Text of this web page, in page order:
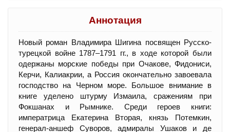
Аннотация
Новый роман Владимира Шигина посвящен Русско-
турецкой войне 1787–1791 гг., в ходе которой были
одержаны морские победы при Очакове, Фидониси,
Керчи, Калиакрии, а Россия окончательно завоевала
господство на Черном море. Большое внимание в
книге уделено штурму Измаила, сражениям при
Фокшанах и Рымнике. Среди героев книги:
императрица Екатерина Вторая, князь Потемкин,
генерал-аншеф Суворов, адмиралы Ушаков и де